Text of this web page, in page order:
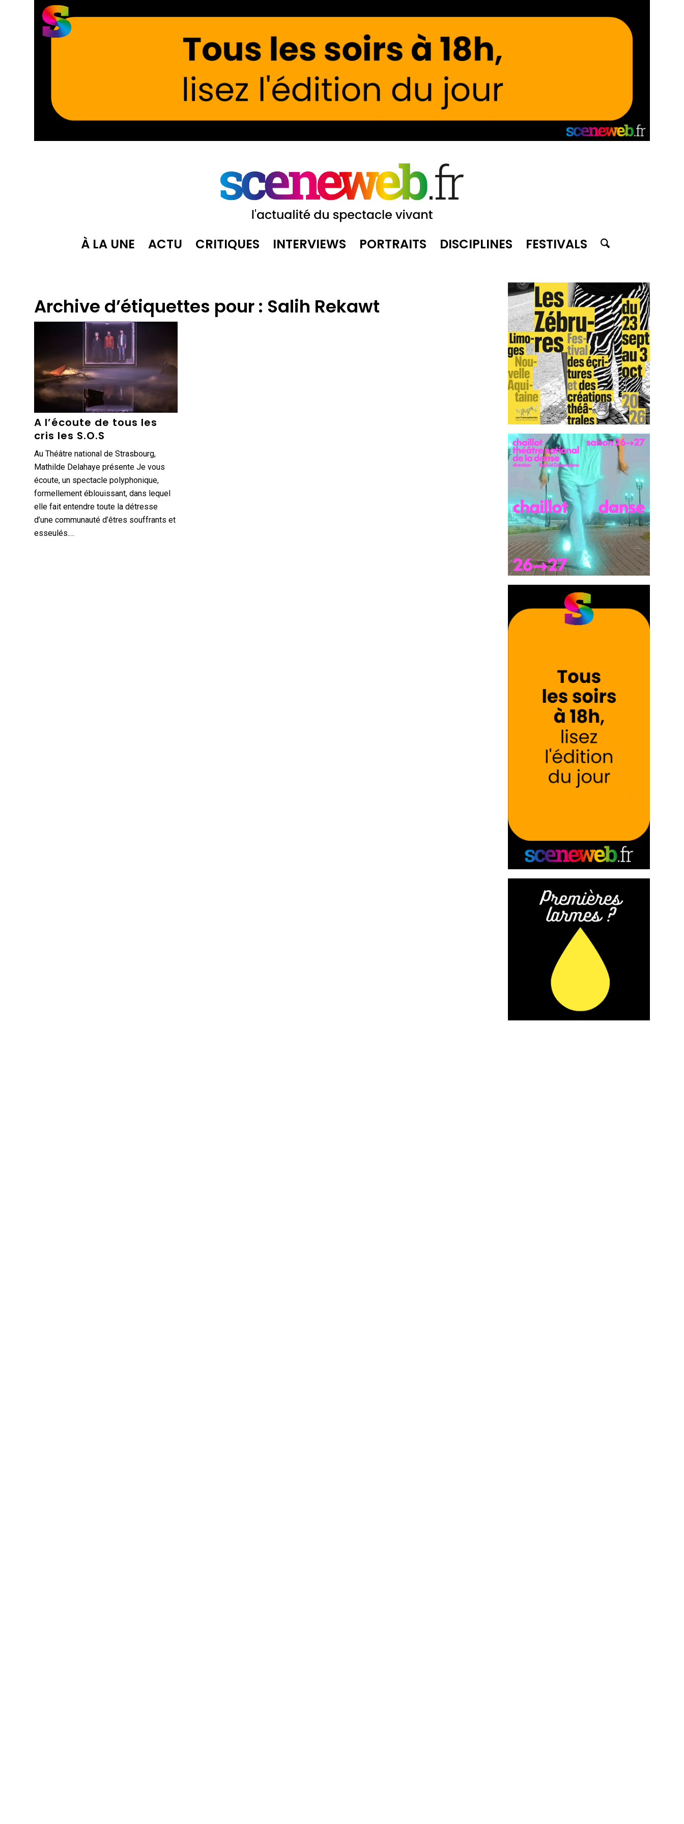
À LA UNE ACTU CRITIQUES INTERVIEWS PORTRAITS DISCIPLINES FESTIVALS
Archive d’étiquettes pour : Salih Rekawt
A l’écoute de tous les
cris les S.O.S
Au Théâtre national de Strasbourg,
Mathilde Delahaye présente Je vous
écoute, un spectacle polyphonique,
formellement éblouissant, dans lequel
elle fait entendre toute la détresse
d’une communauté d’êtres souffrants et
esseulés.…